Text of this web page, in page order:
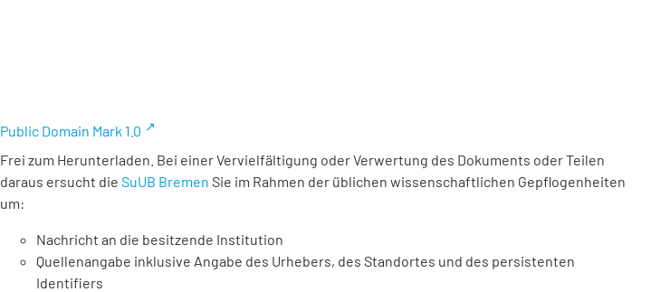
Public Domain Mark 1.0
Frei zum Herunterladen. Bei einer Vervielfältigung oder Verwertung des Dokuments oder Teilen
daraus ersucht die SuUB Bremen Sie im Rahmen der üblichen wissenschaftlichen Gepflogenheiten
um:
Nachricht an die besitzende Institution
Quellenangabe inklusive Angabe des Urhebers, des Standortes und des persistenten
Identifiers